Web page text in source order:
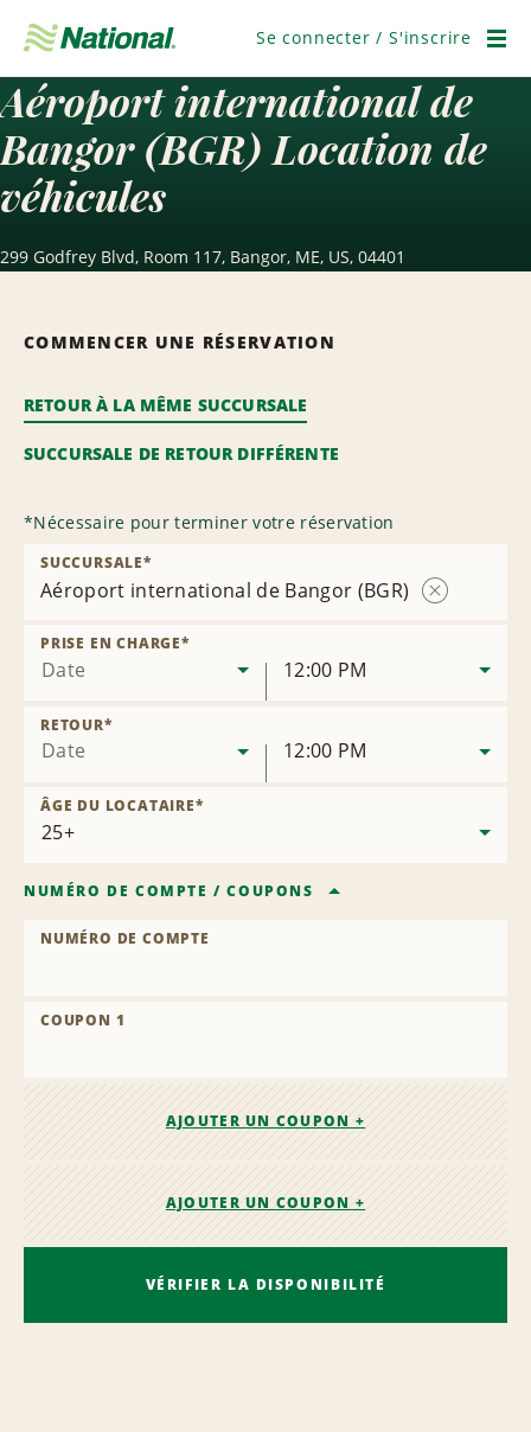
navigation
Se connecter / S'inscrire
Aéroport international de
Bangor (BGR) Location de
véhicules
299 Godfrey Blvd, Room 117, Bangor, ME, US, 04401
COMMENCER UNE RÉSERVATION
RETOUR À LA MÊME SUCCURSALE
SUCCURSALE DE RETOUR DIFFÉRENTE
*Nécessaire pour terminer votre réservation
Aéroport international de Bangor (BGR)
SUCCURSALE*
Date
PRISE EN CHARGE*
12:00 PM
Date
RETOUR*
12:00 PM
ÂGE DU LOCATAIRE*
NUMÉRO DE COMPTE /COUPONS
NUMÉRO DE COMPTE
COUPON 1
AJOUTER UN COUPON +
AJOUTER UN COUPON +
VÉRIFIER LA DISPONIBILITÉ